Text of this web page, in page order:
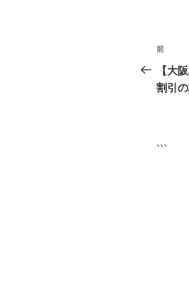
投
稿
ナ
ゲ
前
の
投
前
【大
割引
```